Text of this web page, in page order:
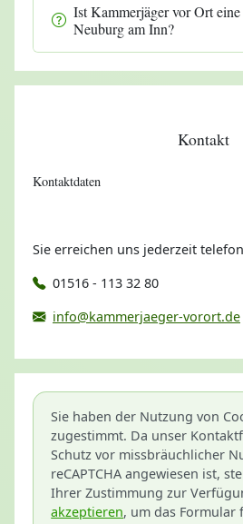
Ist Kammerjäger vor Ort
Neuburg am Inn?
Kontakt
Kontaktdaten
Sie erreichen uns jederzeit
01516 - 113 32 80
info@kammerjaeger-vorort.de
Sie haben der Nutzung von
zugestimmt. Da unser
Schutz vor missbräuchlicher
reCAPTCHA angewiesen ist,
Ihrer Zustimmung zur
akzeptieren, um das Formular